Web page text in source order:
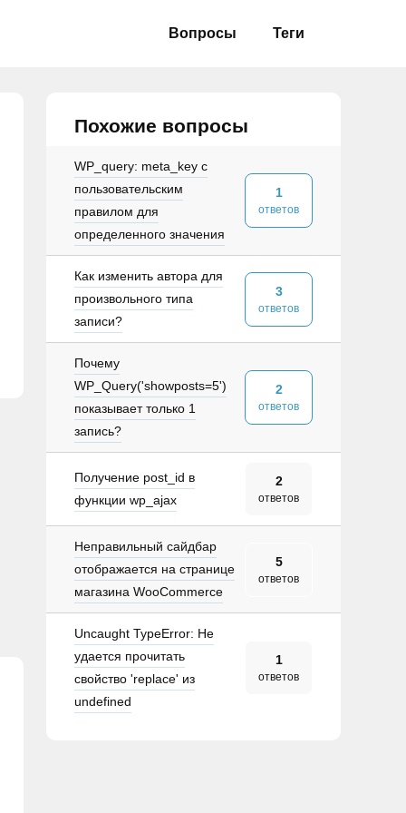
Вопросы Теги
Похожие вопросы
WP_query: meta_key с
пользовательским
правилом для
определенного значения
1
ответов
Как изменить автора для
произвольного типа
записи?
3
ответов
Почему
WP_Query('showposts=5')
показывает только 1
запись?
2
ответов
Получение post_id в
функции wp_ajax
2
ответов
Неправильный сайдбар
отображается на странице
магазина WooCommerce
5
ответов
Uncaught TypeError: Не
удается прочитать
свойство 'replace' из
undefined
1
ответов